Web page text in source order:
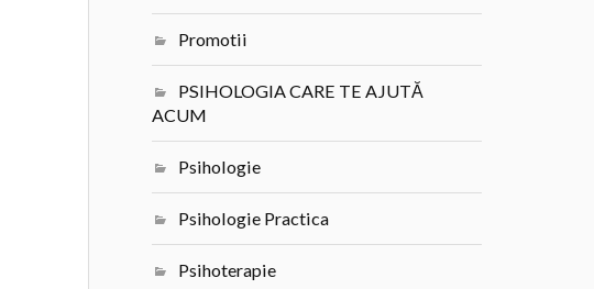
Promotii
PSIHOLOGIA CARE TE AJUTĂ
ACUM
Psihologie
Psihologie Practica
Psihoterapie